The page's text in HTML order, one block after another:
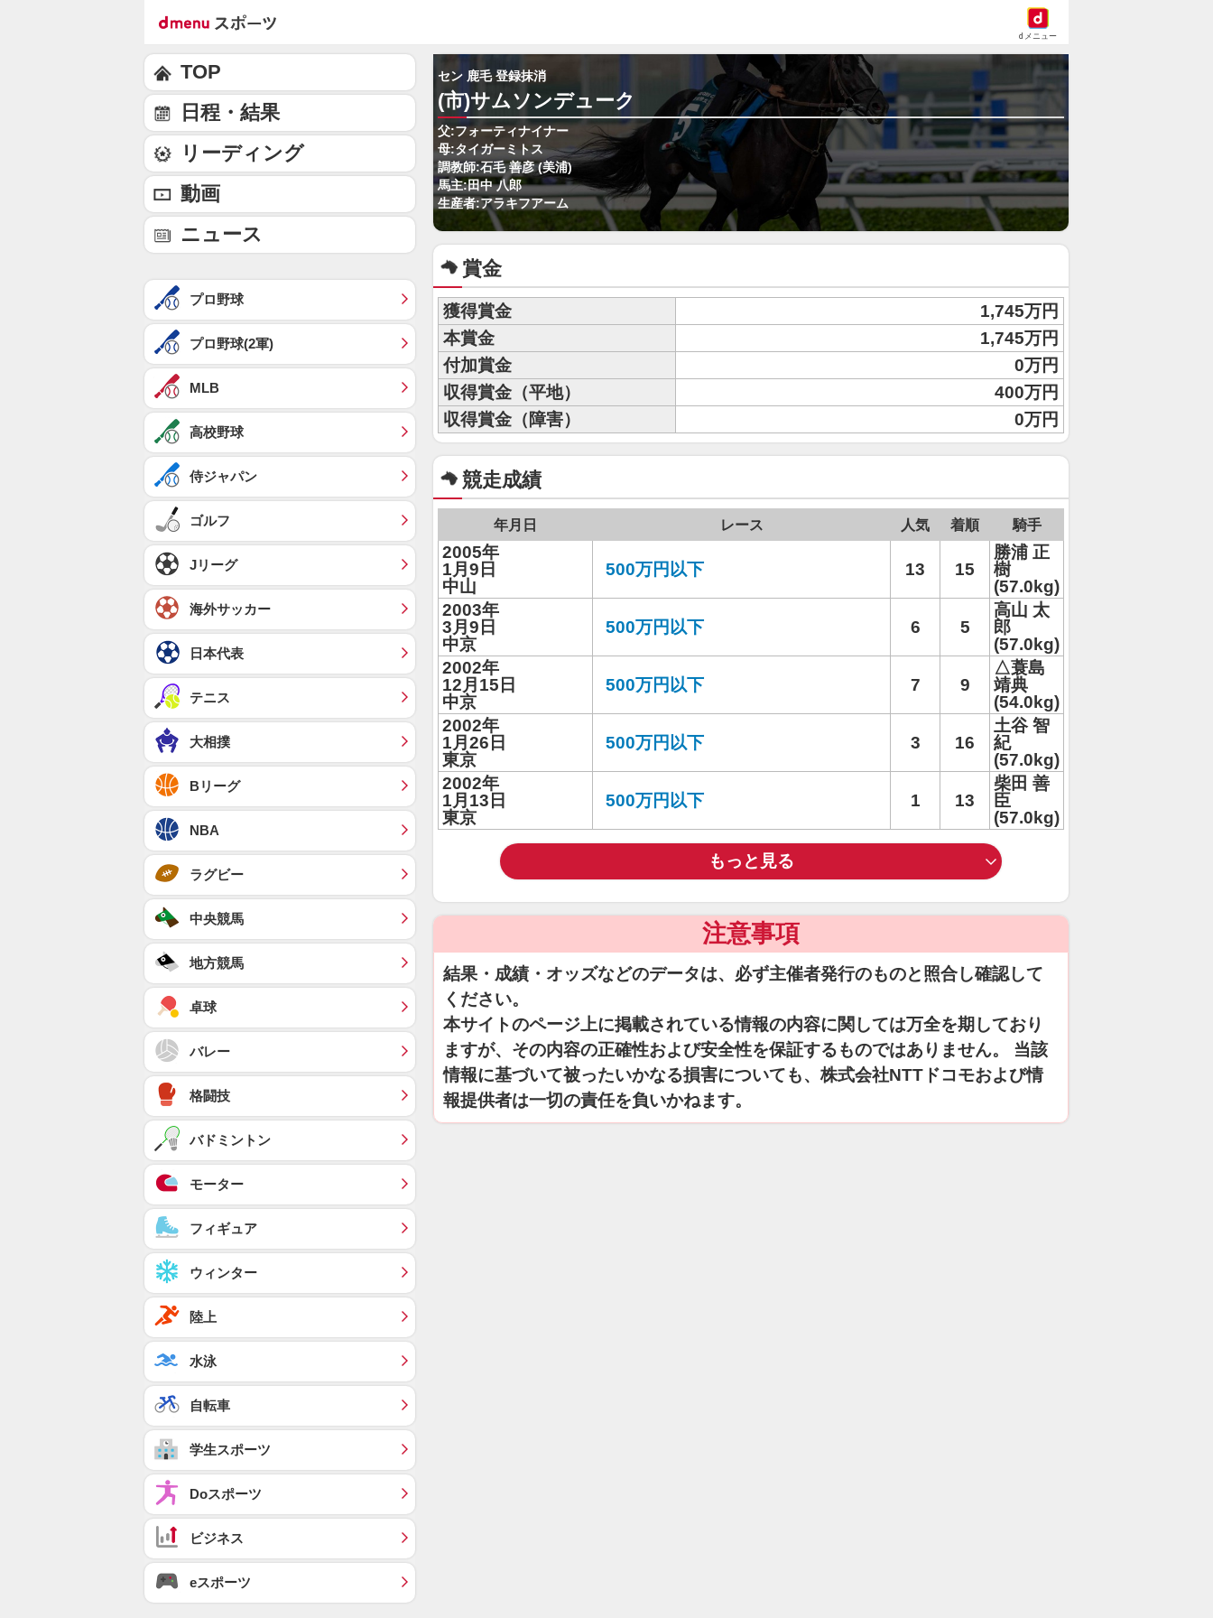
dメニュー
セン 鹿毛 登録抹消
(市)サムソンデューク
父:フォーティナイナー
母:タイガーミトス
調教師:石毛 善彦 (美浦)
馬主:田中 八郎
生産者:アラキフアーム
賞金
獲得賞金
1,745万円
本賞金
1,745万円
付加賞金
0万円
収得賞金（平地）
400万円
収得賞金（障害）
0万円
競走成績
年月日 レース 人気 着順 騎手
2005年
1月9日
中山
500万円以下 13 15
勝浦 正
樹
(57.0kg)
2003年
3月9日
中京
500万円以下 6 5
高山 太
郎
(57.0kg)
2002年
12月15日
中京
500万円以下 7 9
△蓑島
靖典
(54.0kg)
2002年
1月26日
東京
500万円以下 3 16
土谷 智
紀
(57.0kg)
2002年
1月13日
東京
500万円以下 1 13
柴田 善
臣
(57.0kg)
もっと見る
注意事項
結果・成績・オッズなどのデータは、必ず主催者発行のものと照合し確認して
ください。
本サイトのページ上に掲載されている情報の内容に関しては万全を期しており
ますが、その内容の正確性および安全性を保証するものではありません。 当該
情報に基づいて被ったいかなる損害についても、株式会社NTTドコモおよび情
報提供者は一切の責任を負いかねます。
TOP
日程・結果
リーディング
動画
ニュース
プロ野球
プロ野球(2軍)
MLB
高校野球
侍ジャパン
ゴルフ
Jリーグ
海外サッカー
日本代表
テニス
大相撲
Bリーグ
NBA
ラグビー
中央競馬
地方競馬
卓球
バレー
格闘技
バドミントン
モーター
フィギュア
ウィンター
陸上
水泳
自転車
学生スポーツ
Doスポーツ
ビジネス
eスポーツ